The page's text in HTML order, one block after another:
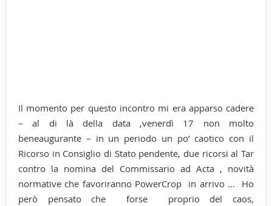
Il momento per questo incontro mi era apparso cadere
– al di là della data ,venerdì 17 non molto
beneaugurante – in un periodo un po’ caotico con il
Ricorso in Consiglio di Stato pendente, due ricorsi al Tar
contro la nomina del Commissario ad Acta , novità
normative che favoriranno PowerCrop in arrivo … Ho
però pensato che forse proprio del caos,